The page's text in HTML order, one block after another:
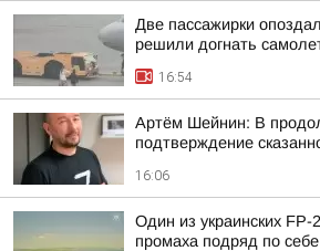
Две пассажирки
решили догнать
16:54
Артём Шейнин: В
подтверждение
16:06
Один из украинских FP-
промаха подряд по